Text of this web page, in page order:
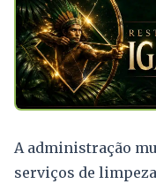
A administração
serviços de